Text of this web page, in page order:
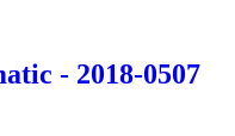
- 2018-0507